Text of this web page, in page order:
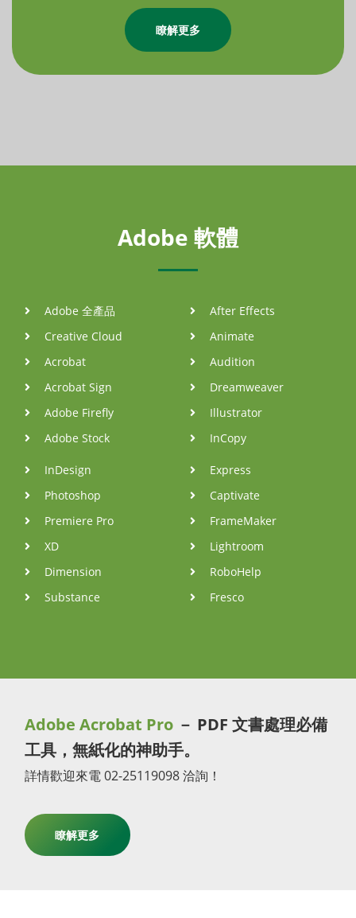
瞭解更多
Adobe 軟體
Adobe 全產品
Creative Cloud
Acrobat
Acrobat Sign
Adobe Firefly
Adobe Stock
After Effects
Animate
Audition
Dreamweaver
Illustrator
InCopy
InDesign
Photoshop
Premiere Pro
XD
Dimension
Substance
Express
Captivate
FrameMaker
Lightroom
RoboHelp
Fresco
Adobe Acrobat Pro － PDF 文書處理必備
工具，無紙化的神助手。
詳情歡迎來電 02-25119098 洽詢！
瞭解更多